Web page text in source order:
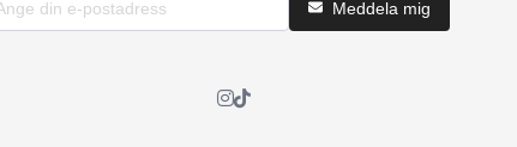
Meddela mig